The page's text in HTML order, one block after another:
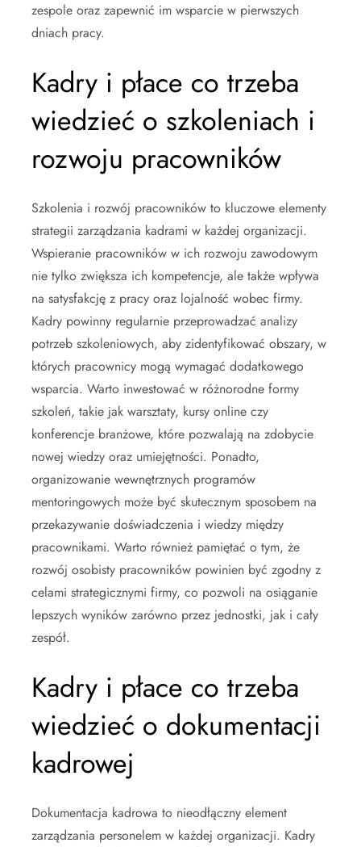
zespole oraz zapewnić im wsparcie w pierwszych
dniach pracy.
Kadry i płace co trzeba
wiedzieć o szkoleniach i
rozwoju pracowników
Szkolenia i rozwój pracowników to kluczowe elementy
strategii zarządzania kadrami w każdej organizacji.
Wspieranie pracowników w ich rozwoju zawodowym
nie tylko zwiększa ich kompetencje, ale także wpływa
na satysfakcję z pracy oraz lojalność wobec firmy.
Kadry powinny regularnie przeprowadzać analizy
potrzeb szkoleniowych, aby zidentyfikować obszary, w
których pracownicy mogą wymagać dodatkowego
wsparcia. Warto inwestować w różnorodne formy
szkoleń, takie jak warsztaty, kursy online czy
konferencje branżowe, które pozwalają na zdobycie
nowej wiedzy oraz umiejętności. Ponadto,
organizowanie wewnętrznych programów
mentoringowych może być skutecznym sposobem na
przekazywanie doświadczenia i wiedzy między
pracownikami. Warto również pamiętać o tym, że
rozwój osobisty pracowników powinien być zgodny z
celami strategicznymi firmy, co pozwoli na osiąganie
lepszych wyników zarówno przez jednostki, jak i cały
zespół.
Kadry i płace co trzeba
wiedzieć o dokumentacji
kadrowej
Dokumentacja kadrowa to nieodłączny element
zarządzania personelem w każdej organizacji. Kadry